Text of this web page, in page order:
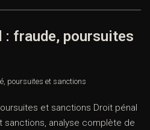
fraude, poursuites
, poursuites et sanctions
et sanctions Droit pénal
sanctions, analyse complète de